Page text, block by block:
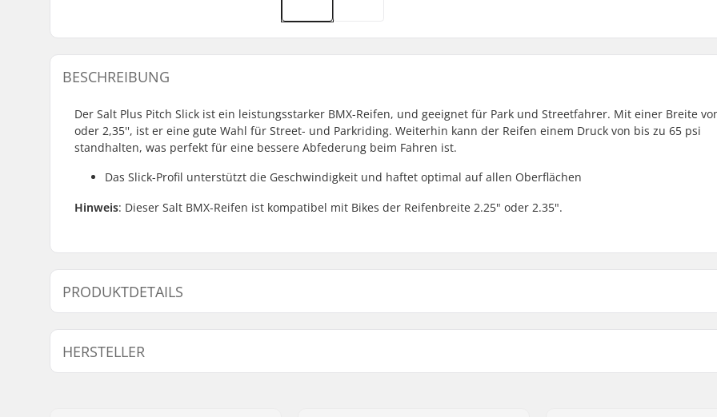
BESCHREIBUNG
Der Salt Plus Pitch Slick ist ein leistungsstarker BMX-Reifen, und geeignet für Park und Streetfahrer. Mit einer Breite
oder 2,35'', ist er eine gute Wahl für Street- und Parkriding. Weiterhin kann der Reifen einem Druck von bis zu 65 psi
standhalten, was perfekt für eine bessere Abfederung beim Fahren ist.
Das Slick-Profil unterstützt die Geschwindigkeit und haftet optimal auf allen Oberflächen
Hinweis: Dieser Salt BMX-Reifen ist kompatibel mit Bikes der Reifenbreite 2.25" oder 2.35".
PRODUKTDETAILS
BMX Disziplin:
Freestyle BMX
Reifenprofil:
Reifen-Durchmesser:
20"
Reifendruck:
Anzahl pro Packung:
HERSTELLER